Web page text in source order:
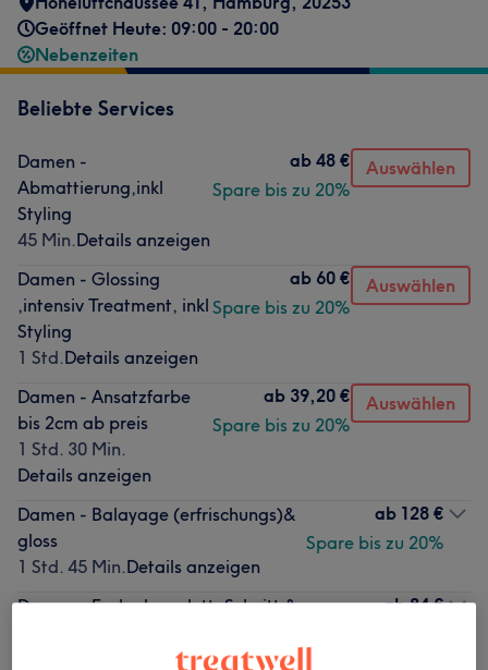
Geöffnet Heute: 09:00 - 20:00
Nebenzeiten
Beliebte Services
Damen -
Abmattierung,inkl
Styling
45 Min.Details anzeigen
ab 48 €
Spare bis zu 20%
Auswählen
Damen - Glossing
,intensiv Treatment, inkl
Styling
1 Std.Details anzeigen
ab 60 €
Spare bis zu 20%
Auswählen
Damen - Ansatzfarbe
bis 2cm ab preis
1 Std. 30 Min.
Details anzeigen
ab 39,20 €
Spare bis zu 20%
Auswählen
Damen - Balayage (erfrischungs)&
gloss
1 Std. 45 Min.Details anzeigen
ab 128 €
Spare bis zu 20%
Damen - Farbe komplett, Schnitt &
1 Std. 30 Min. - 2 Std.
ab 84 €